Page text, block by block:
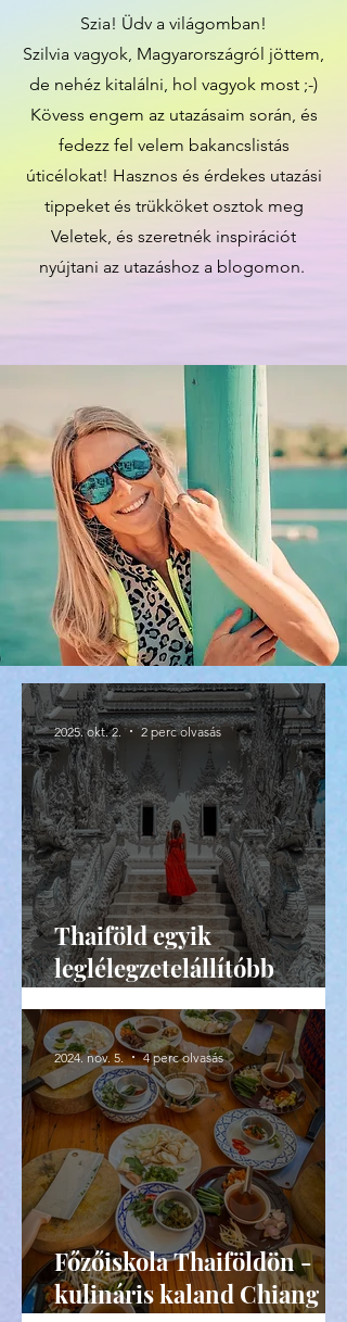
Szia! Üdv a világomban!
Szilvia vagyok, Magyarországról jöttem,
de nehéz kitalálni, hol vagyok most ;-)
Kövess engem az utazásaim során, és
fedezz fel velem bakancslistás
úticélokat! Hasznos és érdekes utazási
tippeket és trükköket osztok meg
Veletek, és szeretnék inspirációt
nyújtani az utazáshoz a blogomon.
Thaiföld egyik
leglélegzetelállítóbb
látványossága: a Fehér
Templom
2025. okt. 2. 2 perc olvasás
Főzőiskola Thaiföldön -
kulináris kaland Chiang
2024. nov. 5. 4 perc olvasás